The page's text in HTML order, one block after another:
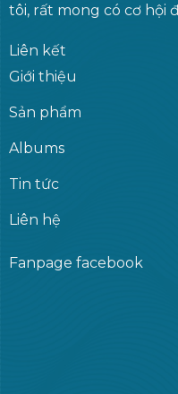
tôi, rất mong có cơ hội
Liên kết
Giới thiệu
Sản phẩm
Albums
Tin tức
Liên hệ
Fanpage facebook